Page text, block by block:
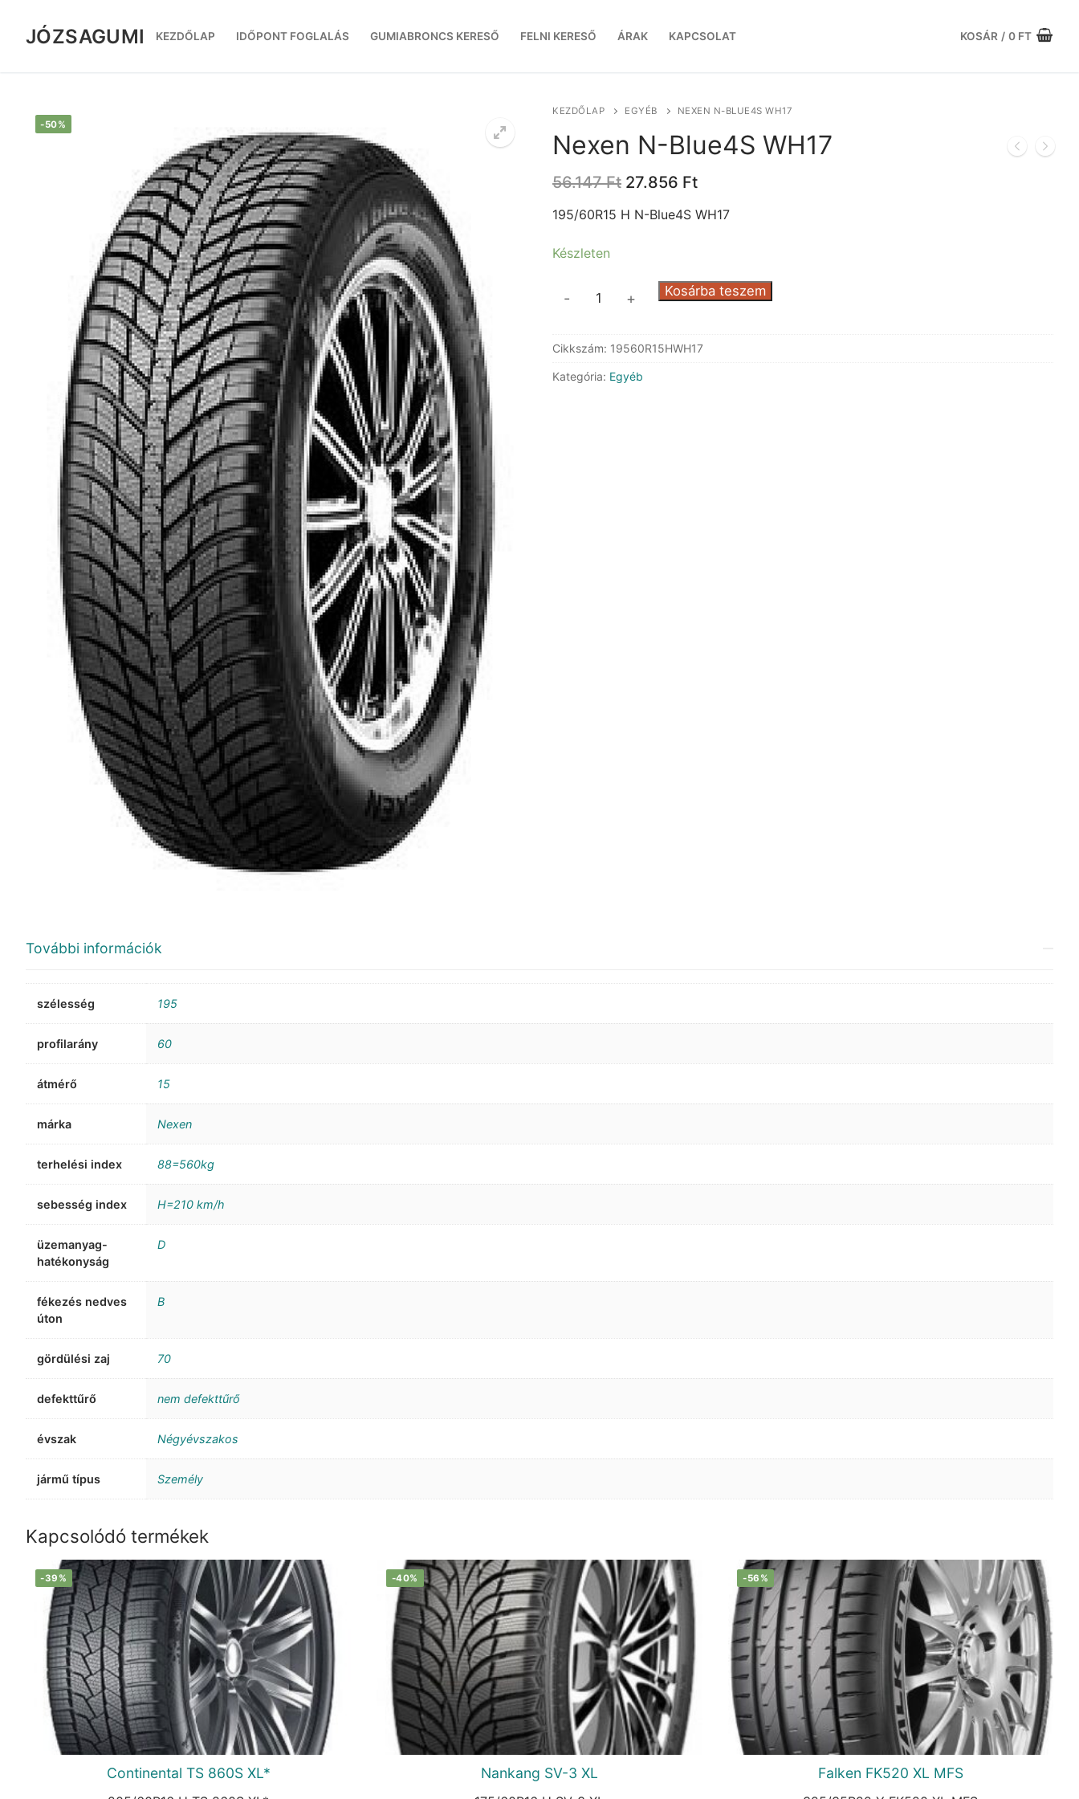
tartalomra
JÓZSAGUMI KEZDŐLAP IDŐPONT FOGLALÁS GUMIABRONCS KERESŐ FELNI KERESŐ ÁRAK KAPCSOLAT KOSÁR / 0 FT
-50%
KEZDŐLAP EGYÉB NEXEN N-BLUE4S WH17
Nexen N-Blue4S WH17
56.147Ft Original
was:
27.856 FtCurrent
is:
195/60R15 H N-Blue4S WH17
Készleten
WH17
mennyiség
- + Kosárba teszem
Cikkszám: 19560R15HWH17
Kategória: Egyéb
További információk
szélesség 195
profilarány 60
átmérő 15
márka Nexen
terhelési index 88=560kg
sebesség index H=210 km/h
üzemanyag-
hatékonyság
D
fékezés nedves
úton
B
gördülési zaj 70
defekttűrő nem defekttűrő
évszak Négyévszakos
jármű típus Személy
Kapcsolódó termékek
-39%
Continental TS 860S XL*
-40%
Nankang SV-3 XL
-56%
Falken FK520 XL MFS